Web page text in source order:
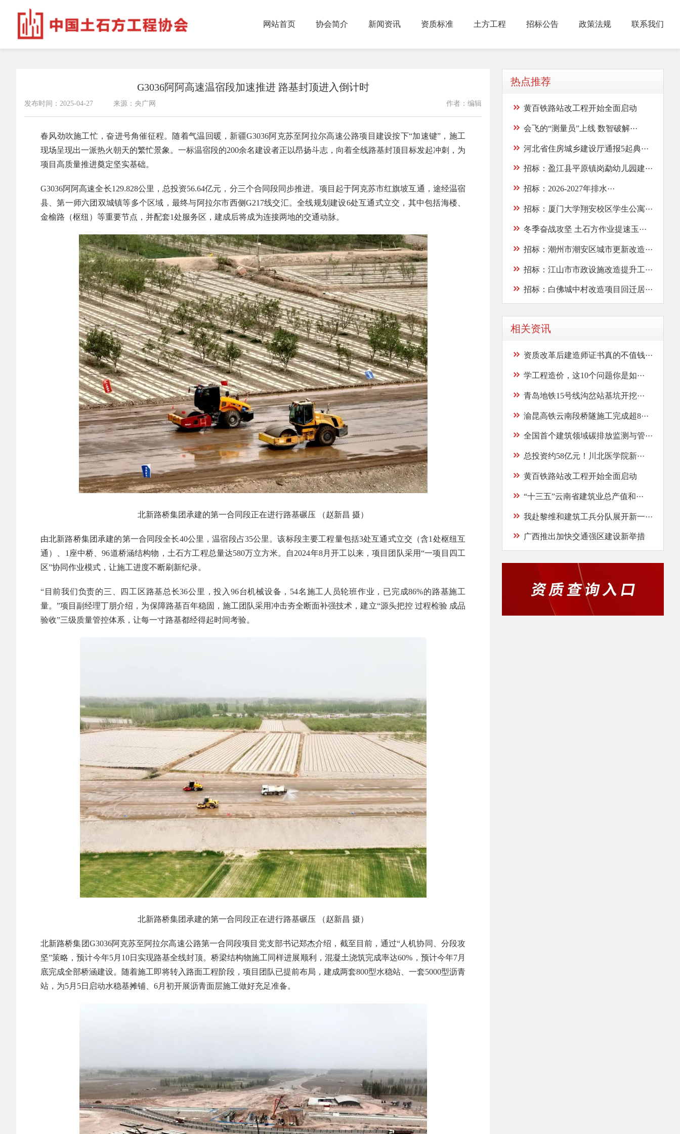
网站首页 协会简介 新闻资讯 资质标准 土方工程 招标公告 政策法规 联系我们
G3036阿阿高速温宿段加速推进 路基封顶进入倒计时
发布时间：2025-04-27 来源：央广网 作者：编辑
春风劲吹施工忙，奋进号角催征程。随着气温回暖，新疆G3036阿克苏至阿拉尔高速公路项目建设按下“加速键”，施工
现场呈现出一派热火朝天的繁忙景象。一标温宿段的200余名建设者正以昂扬斗志，向着全线路基封顶目标发起冲刺，为
项目高质量推进奠定坚实基础。
G3036阿阿高速全长129.828公里，总投资56.64亿元，分三个合同段同步推进。项目起于阿克苏市红旗坡互通，途经温宿
县、第一师六团双城镇等多个区域，最终与阿拉尔市西侧G217线交汇。全线规划建设6处互通式立交，其中包括海楼、
金榆路（枢纽）等重要节点，并配套1处服务区，建成后将成为连接两地的交通动脉。
北新路桥集团承建的第一合同段正在进行路基碾压 （赵新昌 摄）
由北新路桥集团承建的第一合同段全长40公里，温宿段占35公里。该标段主要工程量包括3处互通式立交（含1处枢纽互
通）、1座中桥、96道桥涵结构物，土石方工程总量达580万立方米。自2024年8月开工以来，项目团队采用“一项目四工
区”协同作业模式，让施工进度不断刷新纪录。
“目前我们负责的三、四工区路基总长36公里，投入96台机械设备，54名施工人员轮班作业，已完成86%的路基施工
量。”项目副经理丁朋介绍，为保障路基百年稳固，施工团队采用冲击夯全断面补强技术，建立“源头把控 过程检验 成品
验收”三级质量管控体系，让每一寸路基都经得起时间考验。
北新路桥集团承建的第一合同段正在进行路基碾压 （赵新昌 摄）
北新路桥集团G3036阿克苏至阿拉尔高速公路第一合同段项目党支部书记郑杰介绍，截至目前，通过“人机协同、分段攻
坚”策略，预计今年5月10日实现路基全线封顶。桥梁结构物施工同样进展顺利，混凝土浇筑完成率达60%，预计今年7月
底完成全部桥涵建设。随着施工即将转入路面工程阶段，项目团队已提前布局，建成两套800型水稳站、一套5000型沥青
站，为5月5日启动水稳基摊铺、6月初开展沥青面层施工做好充足准备。
热点推荐
黄百铁路站改工程开始全面启动
会飞的“测量员”上线 数智破解···
河北省住房城乡建设厅通报5起典···
招标：盈江县平原镇岗勐幼儿园建···
招标：2026-2027年排水···
招标：厦门大学翔安校区学生公寓···
冬季奋战攻坚 土石方作业提速玉···
招标：潮州市潮安区城市更新改造···
招标：江山市市政设施改造提升工···
招标：白佛城中村改造项目回迁居···
相关资讯
资质改革后建造师证书真的不值钱···
学工程造价，这10个问题你是如···
青岛地铁15号线沟岔站基坑开挖···
渝昆高铁云南段桥隧施工完成超8···
全国首个建筑领域碳排放监测与管···
总投资约58亿元！川北医学院新···
黄百铁路站改工程开始全面启动
“十三五”云南省建筑业总产值和···
我赴黎维和建筑工兵分队展开新一···
广西推出加快交通强区建设新举措